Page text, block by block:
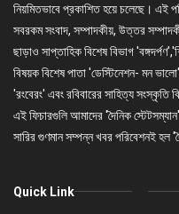
নিয়মিতভাবে প্রকাশিত হয়ে চলেছে। এই
সবরকম সংবাদ, সম্পাদকীয়, উত্তর
ছাড়াও সাপ্তাহিক বিশেষ বিভাগ
বিষয়ক বিশেষ পাতা 'ডেস্টিনেশন- মন
'রংবেরং' এবং রবিবারের সাহিত্য সংস্কৃতি
এই ফিচারগুলি আমাদের 'দৈনিক
সারির গুণমান সম্পন্ন খবর পরিবেশনই হল
Quick Link